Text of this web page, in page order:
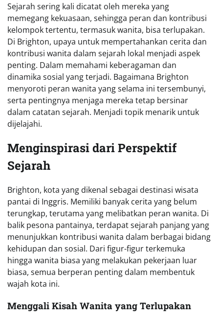
Sejarah sering kali dicatat oleh mereka yang
memegang kekuasaan, sehingga peran dan kontribusi
kelompok tertentu, termasuk wanita, bisa terlupakan.
Di Brighton, upaya untuk mempertahankan cerita dan
kontribusi wanita dalam sejarah lokal menjadi aspek
penting. Dalam memahami keberagaman dan
dinamika sosial yang terjadi. Bagaimana Brighton
menyoroti peran wanita yang selama ini tersembunyi,
serta pentingnya menjaga mereka tetap bersinar
dalam catatan sejarah. Menjadi topik menarik untuk
dijelajahi.
Menginspirasi dari Perspektif
Sejarah
Brighton, kota yang dikenal sebagai destinasi wisata
pantai di Inggris. Memiliki banyak cerita yang belum
terungkap, terutama yang melibatkan peran wanita. Di
balik pesona pantainya, terdapat sejarah panjang yang
menunjukkan kontribusi wanita dalam berbagai bidang
kehidupan dan sosial. Dari figur-figur terkemuka
hingga wanita biasa yang melakukan pekerjaan luar
biasa, semua berperan penting dalam membentuk
wajah kota ini.
Menggali Kisah Wanita yang Terlupakan